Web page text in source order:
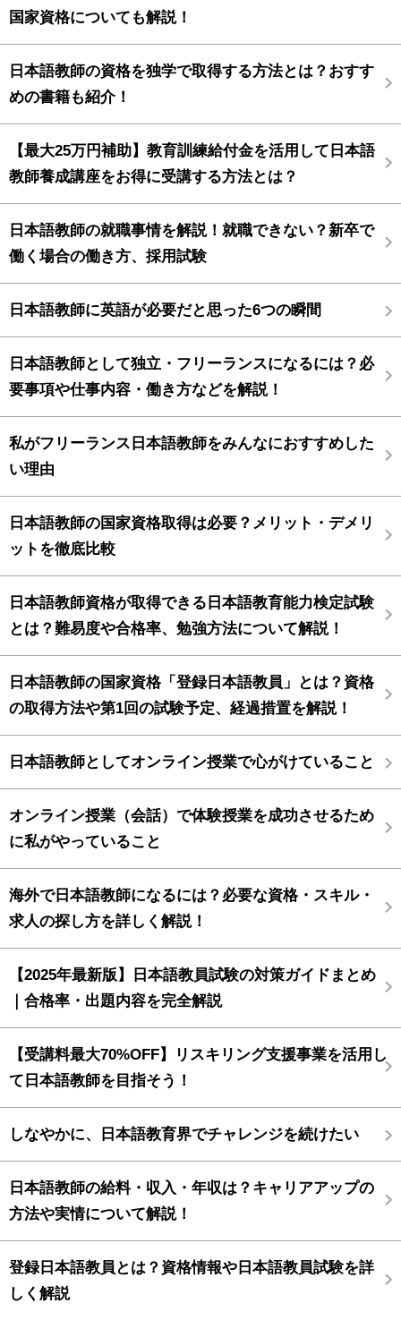
国家資格についても解説！
日本語教師の資格を独学で取得する方法とは？おすす
めの書籍も紹介！
【最大25万円補助】教育訓練給付金を活用して日本語
教師養成講座をお得に受講する方法とは？
日本語教師の就職事情を解説！就職できない？新卒で
働く場合の働き方、採用試験
日本語教師に英語が必要だと思った6つの瞬間
日本語教師として独立・フリーランスになるには？必
要事項や仕事内容・働き方などを解説！
私がフリーランス日本語教師をみんなにおすすめした
い理由
日本語教師の国家資格取得は必要？メリット・デメリ
ットを徹底比較
日本語教師資格が取得できる日本語教育能力検定試験
とは？難易度や合格率、勉強方法について解説！
日本語教師の国家資格「登録日本語教員」とは？資格
の取得方法や第1回の試験予定、経過措置を解説！
日本語教師としてオンライン授業で心がけていること
オンライン授業（会話）で体験授業を成功させるため
に私がやっていること
海外で日本語教師になるには？必要な資格・スキル・
求人の探し方を詳しく解説！
【2025年最新版】日本語教員試験の対策ガイドまとめ
｜合格率・出題内容を完全解説
【受講料最大70%OFF】リスキリング支援事業を活用し
て日本語教師を目指そう！
しなやかに、日本語教育界でチャレンジを続けたい
日本語教師の給料・収入・年収は？キャリアアップの
方法や実情について解説！
登録日本語教員とは？資格情報や日本語教員試験を詳
しく解説